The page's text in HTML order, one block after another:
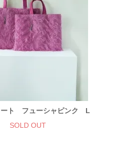
ート フューシャピンク L
SOLD OUT